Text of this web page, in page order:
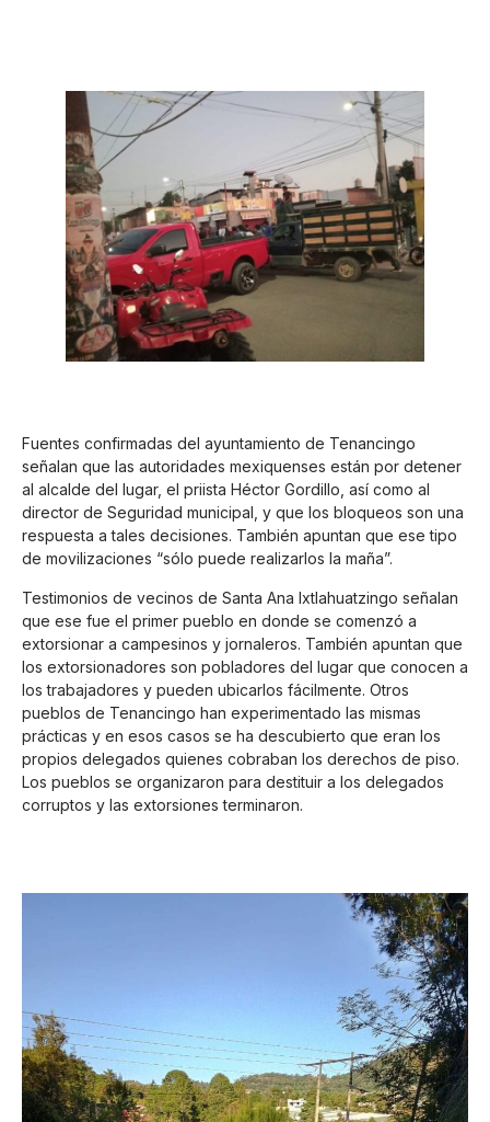
Fuentes confirmadas del ayuntamiento de Tenancingo
señalan que las autoridades mexiquenses están por detener
al alcalde del lugar, el priista Héctor Gordillo, así como al
director de Seguridad municipal, y que los bloqueos son una
respuesta a tales decisiones. También apuntan que ese tipo
de movilizaciones “sólo puede realizarlos la maña”.
Testimonios de vecinos de Santa Ana Ixtlahuatzingo señalan
que ese fue el primer pueblo en donde se comenzó a
extorsionar a campesinos y jornaleros. También apuntan que
los extorsionadores son pobladores del lugar que conocen a
los trabajadores y pueden ubicarlos fácilmente. Otros
pueblos de Tenancingo han experimentado las mismas
prácticas y en esos casos se ha descubierto que eran los
propios delegados quienes cobraban los derechos de piso.
Los pueblos se organizaron para destituir a los delegados
corruptos y las extorsiones terminaron.